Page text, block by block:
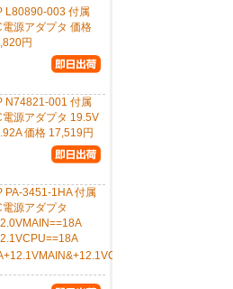
L80890-003 付属
電源アダプタ 価格
円
N74821-001 付属
電源アダプタ 19.5V
価格 17,519円
PA-3451-1HA 付属
電源アダプタ